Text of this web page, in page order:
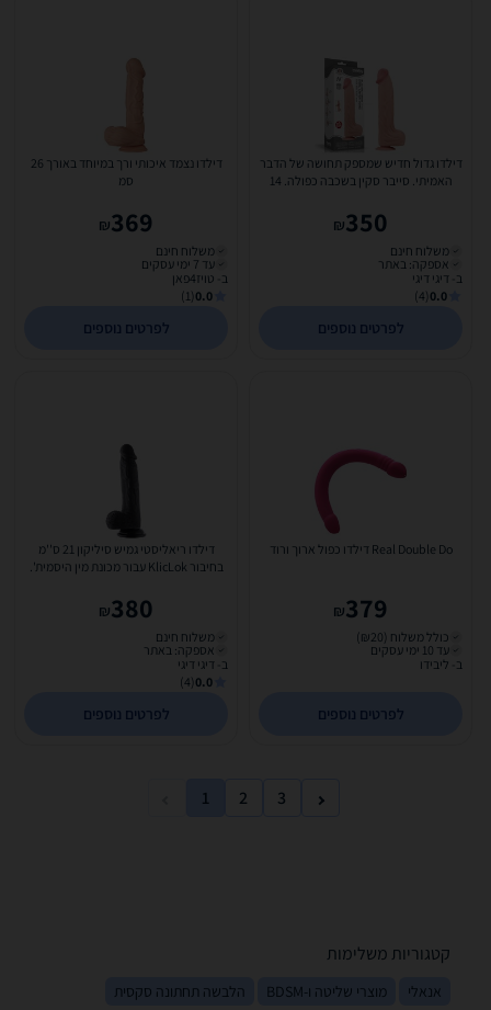
דילדו גדול חדיש שמספק תחושה של הדבר
האמיתי. סייבר סקין בשכבה כפולה. 14
350
₪
משלוח חינם
אספקה: באתר
ב- דיגי דיגי
0.0
(4)
לפרטים נוספים
דילדו נצמד איכותי ורך במיוחד באורך 26
סמ
369
₪
משלוח חינם
עד 7 ימי עסקים
ב- טויז4פאן
0.0
(1)
לפרטים נוספים
Real Double Do דילדו כפול ארוך ורוד
379
₪
כולל משלוח (₪20)
עד 10 ימי עסקים
ב- ליבידו
לפרטים נוספים
דילדו ריאליסטי גמיש סיליקון 21 ס''מ
בחיבור KlicLok עבור מכונת מין היסמית'.
380
₪
משלוח חינם
אספקה: באתר
ב- דיגי דיגי
0.0
(4)
לפרטים נוספים
1 2 3
קטגוריות משלימות
אנאלי מוצרי שליטה ו-BDSM
הלבשה תחתונה סקסית